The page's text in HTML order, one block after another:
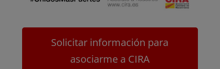
Solicitar información para
asociarme a CIRA